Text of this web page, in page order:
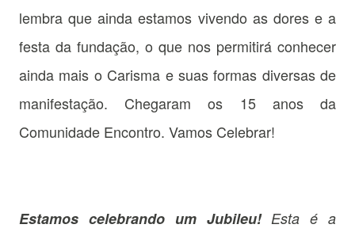
lembra que ainda estamos vivendo as dores e a
festa da fundação, o que nos permitirá conhecer
ainda mais o Carisma e suas formas diversas de
manifestação. Chegaram os 15 anos da
Comunidade Encontro. Vamos Celebrar!
Estamos celebrando um Jubileu!Esta é a